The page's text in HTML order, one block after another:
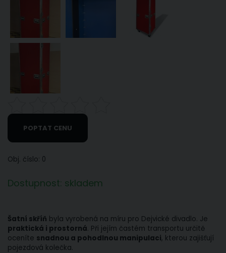
POPTAT CENU
Obj. číslo: 0
Dostupnost: skladem
Šatní skříň byla vyrobená na míru pro Dejvické divadlo. Je
praktická i prostorná. Při jejím častém transportu určitě
oceníte snadnou a pohodlnou manipulaci, kterou zajišťují
pojezdová kolečka.